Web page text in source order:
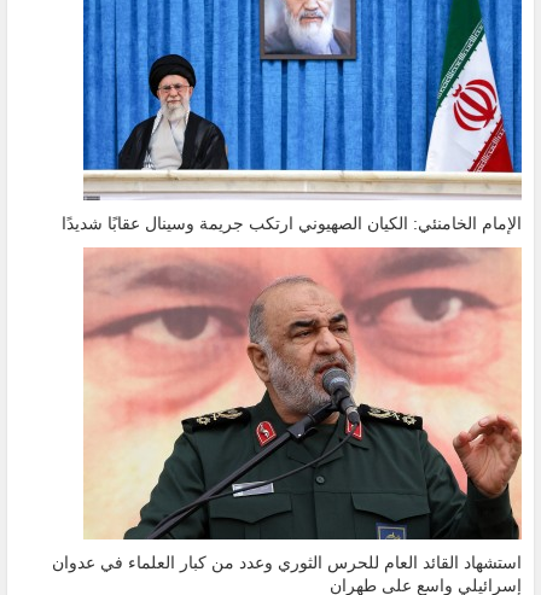
الإمام الخامنئي: الكيان الصهيوني ارتكب جريمة وسينال عقابًا شديدًا
استشهاد القائد العام للحرس الثوري وعدد من كبار العلماء في عدوان
إسرائيلي واسع على طهران